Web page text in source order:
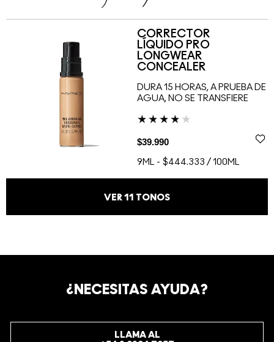
CORRECTOR
LÍQUIDO PRO
LONGWEAR
CONCEALER
DURA 15 HORAS, A PRUEBA DE
AGUA, NO SE TRANSFIERE
$39.990
9ML - $444.333 / 100ML
VER 11 TONOS
¿NECESITAS AYUDA?
LLAMA AL